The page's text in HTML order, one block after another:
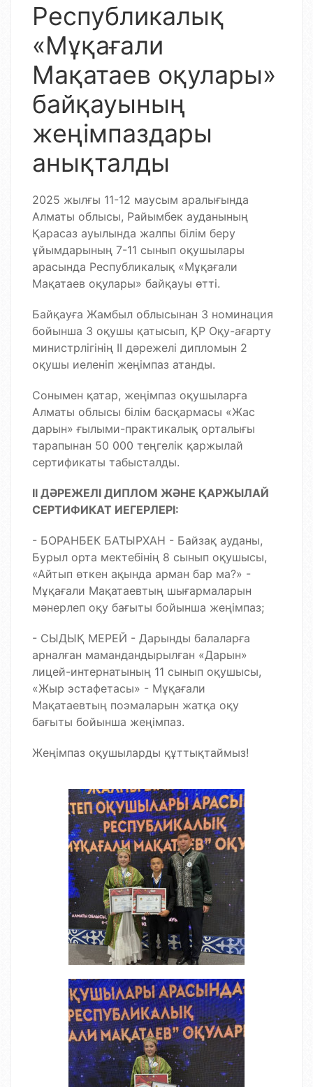
Республикалық
«Мұқағали
Мақатаев оқулары»
байқауының
жеңімпаздары
анықталды
2025 жылғы 11-12 маусым аралығында
Алматы облысы, Райымбек ауданының
Қарасаз ауылында жалпы білім беру
ұйымдарының 7-11 сынып оқушылары
арасында Республикалық «Мұқағали
Мақатаев оқулары» байқауы өтті.
Байқауға Жамбыл облысынан 3 номинация
бойынша 3 оқушы қатысып, ҚР Оқу-ағарту
министрлігінің ІІ дәрежелі дипломын 2
оқушы иеленіп жеңімпаз атанды.
Сонымен қатар, жеңімпаз оқушыларға
Алматы облысы білім басқармасы «Жас
дарын» ғылыми-практикалық орталығы
тарапынан 50 000 теңгелік қаржылай
сертификаты табысталды.
ІІ ДӘРЕЖЕЛІ ДИПЛОМ ЖӘНЕ ҚАРЖЫЛАЙ
СЕРТИФИКАТ ИЕГЕРЛЕРІ:
- БОРАНБЕК БАТЫРХАН - Байзақ ауданы,
Бурыл орта мектебінің 8 сынып оқушысы,
«Айтып өткен ақында арман бар ма?» -
Мұқағали Мақатаевтың шығармаларын
мәнерлеп оқу бағыты бойынша жеңімпаз;
- СЫДЫҚ МЕРЕЙ - Дарынды балаларға
арналған мамандандырылған «Дарын»
лицей-интернатының 11 сынып оқушысы,
«Жыр эстафетасы» - Мұқағали
Мақатаевтың поэмаларын жатқа оқу
бағыты бойынша жеңімпаз.
Жеңімпаз оқушыларды құттықтаймыз!